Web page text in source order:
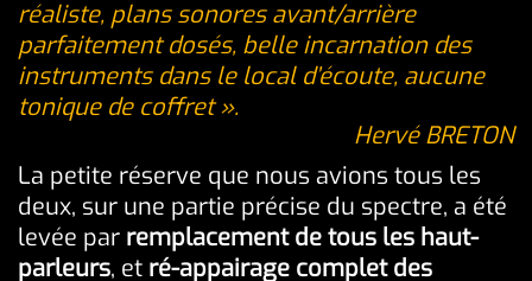
réaliste, plans sonores avant/arrière
parfaitement dosés, belle incarnation des
instruments dans le local d’écoute, aucune
tonique de coffret ».
Hervé BRETON
La petite réserve que nous avions tous les
deux, sur une partie précise du spectre, a été
levée par remplacement de tous les haut-
parleurs, et ré-appairage complet des